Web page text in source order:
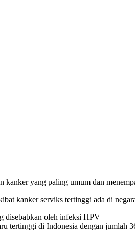
kanker yang paling umum dan
kanker serviks tertinggi ada di
disebabkan oleh infeksi HPV
tertinggi di Indonesia dengan jumlah